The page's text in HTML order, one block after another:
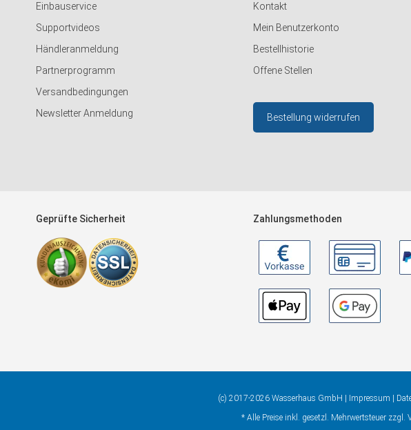
Einbauservice
Supportvideos
Händleranmeldung
Partnerprogramm
Versandbedingungen
Newsletter Anmeldung
Kontakt
Mein Benutzerkonto
Bestellhistorie
Offene Stellen
Bestellung widerrufen
Geprüfte Sicherheit Zahlungsmethoden
(c) 2017-2026 Wasserhaus GmbH | Impressum
* Alle Preise inkl. gesetzl. Mehrwertsteuer zzgl.